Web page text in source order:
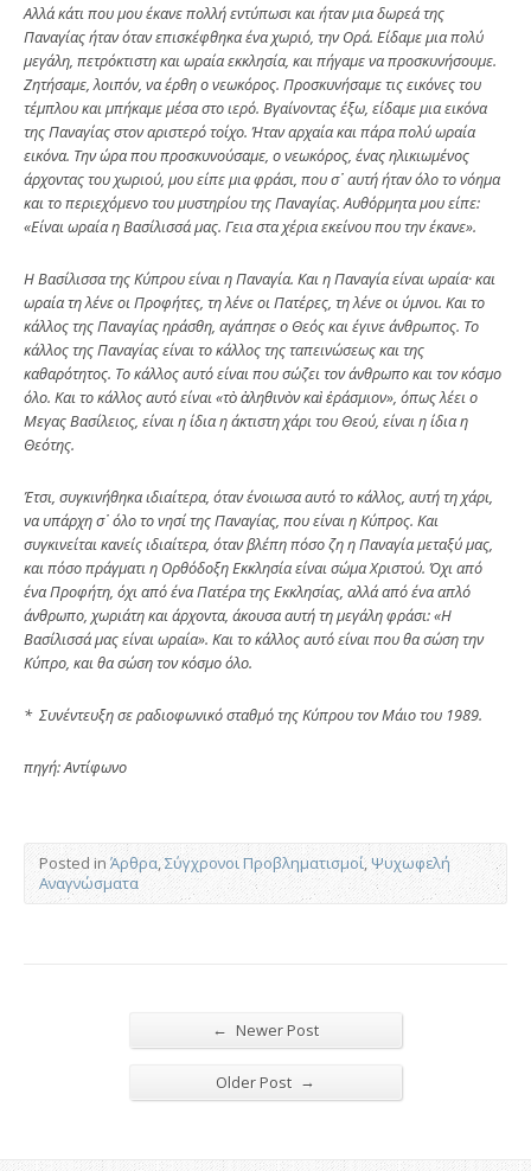
Αλλά κάτι που μου έκανε πολλή εντύπωσι και ήταν μια δωρεά της
Παναγίας ήταν όταν επισκέφθηκα ένα χωριό, την Ορά. Είδαμε μια πολύ
μεγάλη, πετρόκτιστη και ωραία εκκλησία, και πήγαμε να προσκυνήσουμε.
Ζητήσαμε, λοιπόν, να έρθη ο νεωκόρος. Προσκυνήσαμε τις εικόνες του
τέμπλου και μπήκαμε μέσα στο ιερό. Βγαίνοντας έξω, είδαμε μια εικόνα
της Παναγίας στον αριστερό τοίχο. Ήταν αρχαία και πάρα πολύ ωραία
εικόνα. Την ώρα που προσκυνούσαμε, ο νεωκόρος, ένας ηλικιωμένος
άρχοντας του χωριού, μου είπε μια φράσι, που σ᾿ αυτή ήταν όλο το νόημα
και το περιεχόμενο του μυστηρίου της Παναγίας. Αυθόρμητα μου είπε:
«Είναι ωραία η Βασίλισσά μας. Γεια στα χέρια εκείνου που την έκανε».
Η Βασίλισσα της Κύπρου είναι η Παναγία. Και η Παναγία είναι ωραία· και
ωραία τη λένε οι Προφήτες, τη λένε οι Πατέρες, τη λένε οι ύμνοι. Και το
κάλλος της Παναγίας ηράσθη, αγάπησε ο Θεός και έγινε άνθρωπος. Το
κάλλος της Παναγίας είναι το κάλλος της ταπεινώσεως και της
καθαρότητος. Το κάλλος αυτό είναι που σώζει τον άνθρωπο και τον κόσμο
όλο. Και το κάλλος αυτό είναι «τὸ ἀληθινὸν καὶ ἐράσμιον», όπως λέει ο
Μεγας Βασίλειος, είναι η ίδια η άκτιστη χάρι του Θεού, είναι η ίδια η
Θεότης.
Έτσι, συγκινήθηκα ιδιαίτερα, όταν ένοιωσα αυτό το κάλλος, αυτή τη χάρι,
να υπάρχη σ᾿ όλο το νησί της Παναγίας, που είναι η Κύπρος. Και
συγκινείται κανείς ιδιαίτερα, όταν βλέπη πόσο ζη η Παναγία μεταξύ μας,
και πόσο πράγματι η Ορθόδοξη Εκκλησία είναι σώμα Χριστού. Όχι από
ένα Προφήτη, όχι από ένα Πατέρα της Εκκλησίας, αλλά από ένα απλό
άνθρωπο, χωριάτη και άρχοντα, άκουσα αυτή τη μεγάλη φράσι: «Η
Βασίλισσά μας είναι ωραία». Και το κάλλος αυτό είναι που θα σώση την
Κύπρο, και θα σώση τον κόσμο όλο.
* Συνέντευξη σε ραδιοφωνικό σταθμό της Κύπρου τον Μάιο του 1989.
πηγή: Aντίφωνο
Posted in Άρθρα,Σύγχρονοι Προβληματισμοί,Ψυχωφελή
Αναγνώσματα
← Newer Post
Older Post →